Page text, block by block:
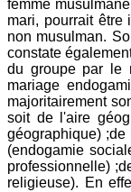
femme
mari, pourrait
non musulman.
constate
du groupe par le
mariage
majoritairement
soit de l'aire
géographique)
(endogamie
professionnelle)
religieuse). En